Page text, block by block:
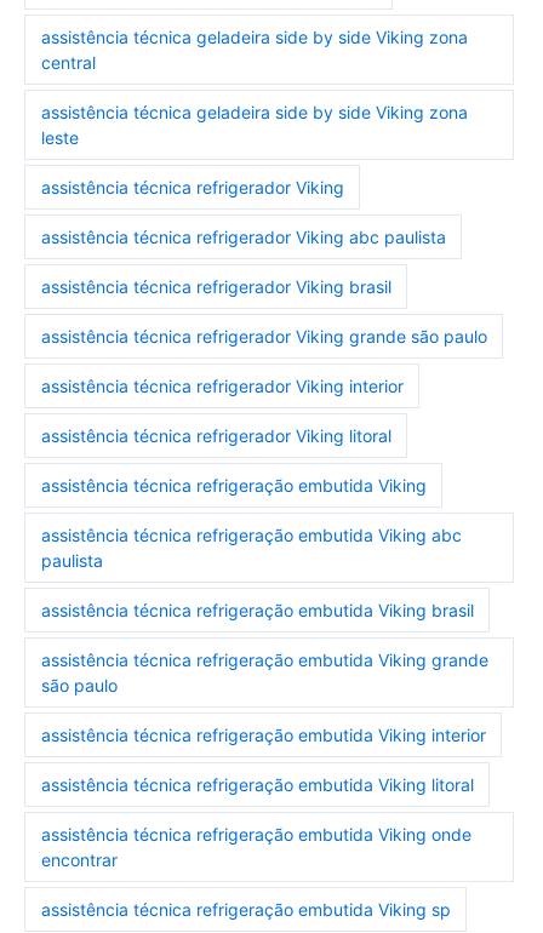
assistência técnica geladeira side by side Viking zona
central
assistência técnica geladeira side by side Viking zona
leste
assistência técnica refrigerador Viking
assistência técnica refrigerador Viking abc paulista
assistência técnica refrigerador Viking brasil
assistência técnica refrigerador Viking grande são paulo
assistência técnica refrigerador Viking interior
assistência técnica refrigerador Viking litoral
assistência técnica refrigeração embutida Viking
assistência técnica refrigeração embutida Viking abc
paulista
assistência técnica refrigeração embutida Viking brasil
assistência técnica refrigeração embutida Viking grande
são paulo
assistência técnica refrigeração embutida Viking interior
assistência técnica refrigeração embutida Viking litoral
assistência técnica refrigeração embutida Viking onde
encontrar
assistência técnica refrigeração embutida Viking sp